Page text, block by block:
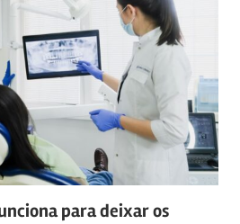
para deixar os